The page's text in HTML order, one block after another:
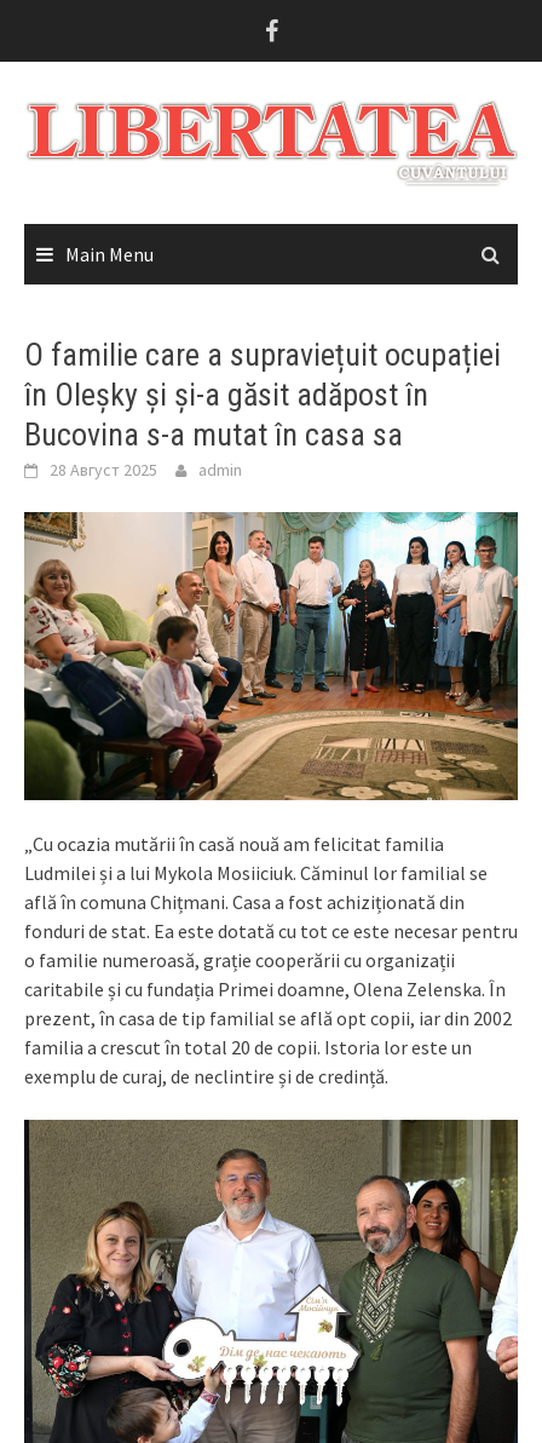
Main Menu
O familie care a supraviețuit ocupației
în Oleșky și și-a găsit adăpost în
Bucovina s-a mutat în casa sa
28 Август 2025 admin
„Cu ocazia mutării în casă nouă am felicitat familia
Ludmilei și a lui Mykola Mosiiciuk. Căminul lor familial se
află în comuna Chițmani. Casa a fost achiziționată din
fonduri de stat. Ea este dotată cu tot ce este necesar pentru
o familie numeroasă, grație cooperării cu organizații
caritabile și cu fundația Primei doamne, Olena Zelenska. În
prezent, în casa de tip familial se află opt copii, iar din 2002
familia a crescut în total 20 de copii. Istoria lor este un
exemplu de curaj, de neclintire și de credință.